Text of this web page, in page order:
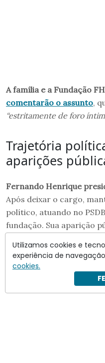
A família e a Fundação
comentarão o assunto,
“estritamente de foro
Trajetória
aparições
Fernando Henrique
Após deixar o cargo,
político, atuando no
fundação. Sua aparição
(PT)na disputa
Utilizamos cookies e
experiência de
cookies.